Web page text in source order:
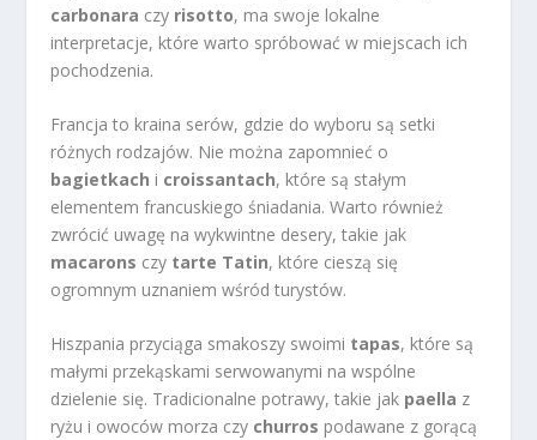
carbonara czy risotto, ma swoje lokalne
interpretacje, które warto spróbować w miejscach ich
pochodzenia.
Francja to kraina serów, gdzie do wyboru są setki
różnych rodzajów. Nie można zapomnieć o
bagietkach i croissantach, które są stałym
elementem francuskiego śniadania. Warto również
zwrócić uwagę na wykwintne desery, takie jak
macarons czy tarte Tatin, które cieszą się
ogromnym uznaniem wśród turystów.
Hiszpania przyciąga smakoszy swoimi tapas, które są
małymi przekąskami serwowanymi na wspólne
dzielenie się. Tradicionalne potrawy, takie jak paella z
ryżu i owoców morza czy churros podawane z gorącą